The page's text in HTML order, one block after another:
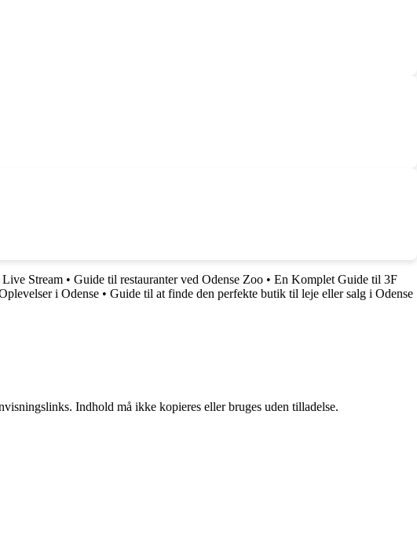
Stream • Guide til restauranter ved Odense Zoo • En Komplet Guide til 3F
i Odense • Guide til at finde den perfekte butik til leje eller salg i Odense
Indhold må ikke kopieres eller bruges uden tilladelse.